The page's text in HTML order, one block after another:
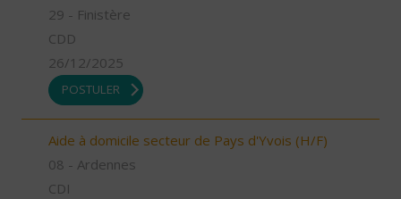
29 - Finistère
CDD
26/12/2025
POSTULER
Aide à domicile secteur de Pays d'Yvois (H/F)
08 - Ardennes
CDI